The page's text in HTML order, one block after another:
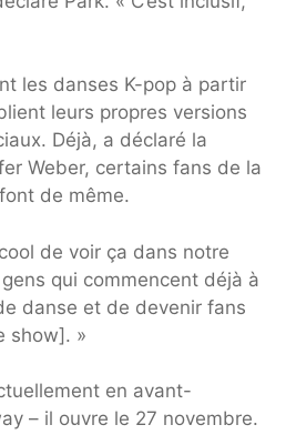
les danses K-pop à partir
leurs propres versions
Déjà, a déclaré la
Weber, certains fans de la
de même.
de voir ça dans notre
qui commencent déjà à
danse et de devenir fans
show]. »
en avant-
– il ouvre le 27 novembre.